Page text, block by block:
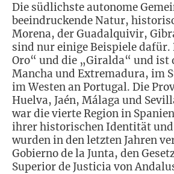
Die südlichste autonome
beeindruckende Natur,
Morena, der Guadalquivir,
sind nur einige Beispiele
Oro“ und die „Giralda“ und ist
Mancha und Extremadura, im
im Westen an Portugal. Die
Huelva, Jaén, Málaga und
war die vierte Region in
ihrer historischen Identität und
wurden in den letzten Jahren
Gobierno de la Junta, den
Superior de Justicia von